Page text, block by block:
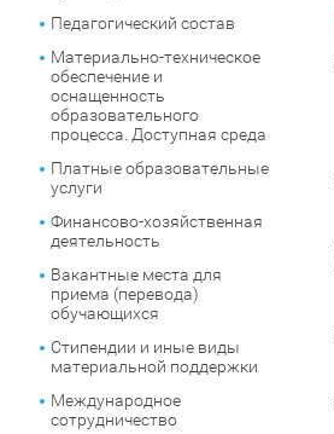
Педагогический состав
Материально-техническое
обеспечение и
оснащенность
образовательного
процесса. Доступная среда
Платные образовательные
услуги
Финансово-хозяйственная
деятельность
Вакантные места для
приема (перевода)
обучающихся
Стипендии и иные виды
материальной поддержки
Международное
сотрудничество